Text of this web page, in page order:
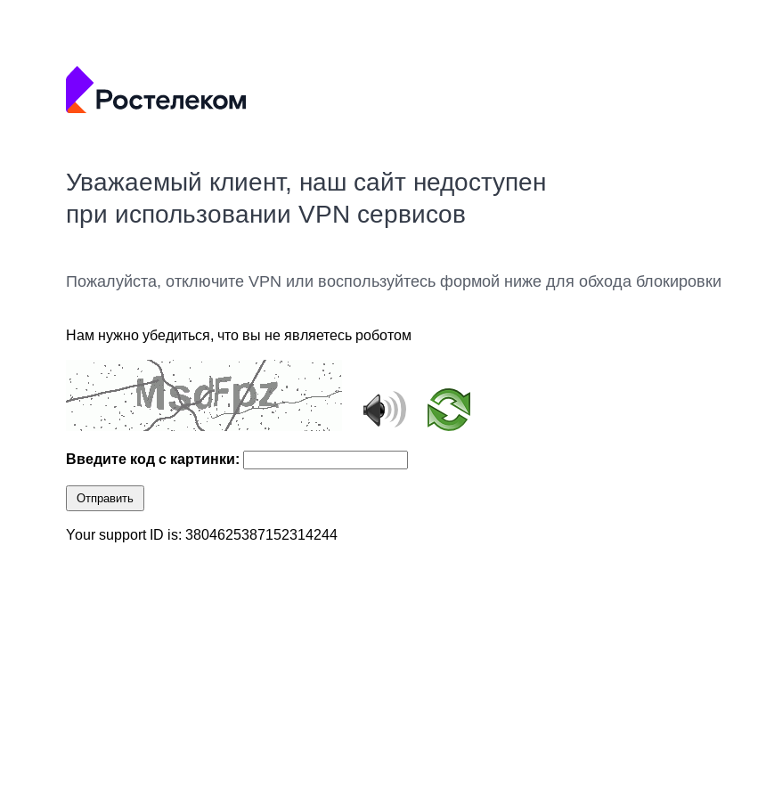
Уважаемый клиент, наш сайт недоступен
при использовании VPN сервисов
Пожалуйста, отключите VPN или воспользуйтесь формой ниже для обхода блокировки
Нам нужно убедиться, что вы не являетесь роботом
Введите код с картинки:
Отправить
Your support ID is: 3804625387152314244